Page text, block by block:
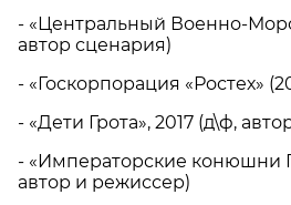
- «Центральный Военно-
автор сценария)
- «Госкорпорация «Ростех»
- «Дети Грота», 2017 (д\ф,
- «Императорские конюшни
автор и режиссер)